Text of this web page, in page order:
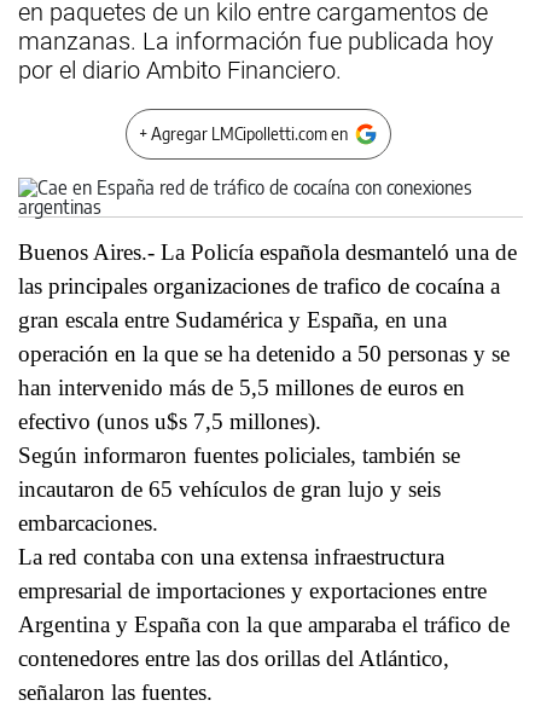
en paquetes de un kilo entre cargamentos de
manzanas. La información fue publicada hoy
por el diario Ambito Financiero.
+ Agregar LMCipolletti.com en
Buenos Aires.- La Policía española desmanteló una de
las principales organizaciones de trafico de cocaína a
gran escala entre Sudamérica y España, en una
operación en la que se ha detenido a 50 personas y se
han intervenido más de 5,5 millones de euros en
efectivo (unos u$s 7,5 millones).
Según informaron fuentes policiales, también se
incautaron de 65 vehículos de gran lujo y seis
embarcaciones.
La red contaba con una extensa infraestructura
empresarial de importaciones y exportaciones entre
Argentina y España con la que amparaba el tráfico de
contenedores entre las dos orillas del Atlántico,
señalaron las fuentes.